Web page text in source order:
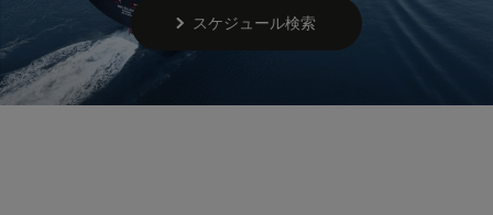
スケジュール検索